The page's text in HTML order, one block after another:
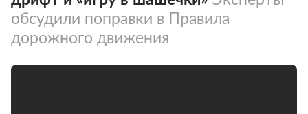
обсудили поправки в Правила
дорожного движения